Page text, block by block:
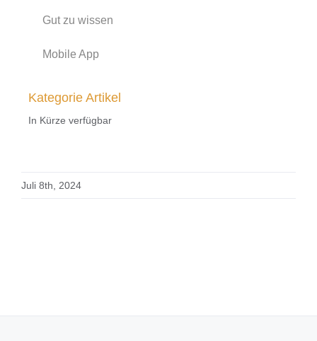
Gut zu wissen
Mobile App
Kategorie Artikel
In Kürze verfügbar
Juli 8th, 2024